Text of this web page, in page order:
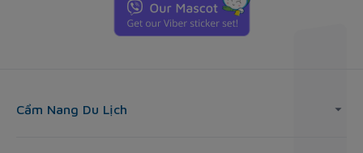
Cẩm Nang Du Lịch